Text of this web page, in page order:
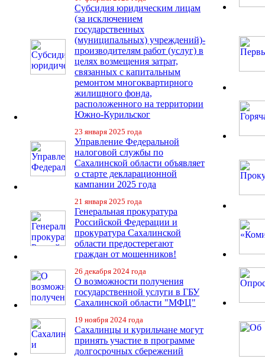
Субсидия юридическим лицам
(за исключением
государственных
(муниципальных) учреждений)-
производителям работ (услуг) в
целях возмещения затрат,
связанных с капитальным
ремонтом многоквартирного
жилищного фонда,
расположенного на территории
Южно-Курильског
23 января 2025 года
Управление Федеральной
налоговой службы по
Сахалинской области объявляет
о старте декларационной
кампании 2025 года
21 января 2025 года
Генеральная прокуратура
Российской Федерации и
прокуратура Сахалинской
области предостерегают
граждан от мошенников!
26 декабря 2024 года
О возможности получения
государственной услуги в ГБУ
Сахалинской области "МФЦ"
19 ноября 2024 года
Сахалинцы и курильчане могут
принять участие в программе
долгосрочных сбережений